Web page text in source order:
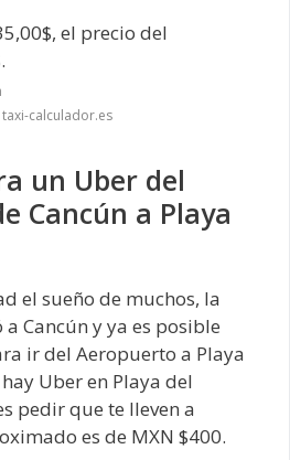
el precio del
calculador.es
un Uber del
Cancún a Playa
el sueño de muchos, la
Cancún y ya es posible
ir del Aeropuerto a Playa
Uber en Playa del
pedir que te lleven a
es de MXN $400.